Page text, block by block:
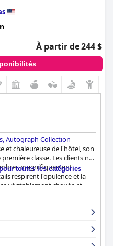
À partir de 244 $
Autograph Collection
et chaleureuse de l'hôtel, son
classe. Les clients ne
magnifiquement
respirent l'opulence et la
véritablement choyée et
inoubliable. Si vous
The Adolphus, Autograph
toutes les catégories